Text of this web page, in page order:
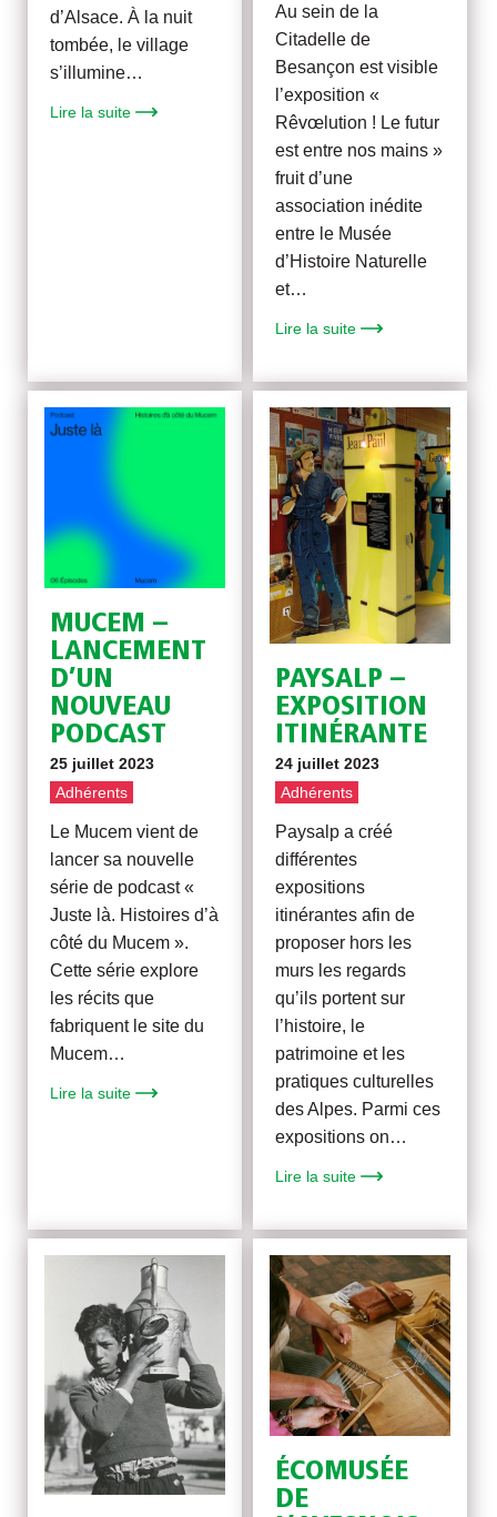
d’Alsace. À la nuit
tombée, le village
s’illumine…
Lire la suite
Au sein de la
Citadelle de
Besançon est visible
l’exposition «
Rêvœlution ! Le futur
est entre nos mains »
fruit d’une
association inédite
entre le Musée
d’Histoire Naturelle
et…
Lire la suite
MUCEM –
LANCEMENT
D’UN
NOUVEAU
PODCAST
25 juillet 2023
Adhérents
Le Mucem vient de
lancer sa nouvelle
série de podcast «
Juste là. Histoires d’à
côté du Mucem ».
Cette série explore
les récits que
fabriquent le site du
Mucem…
Lire la suite
PAYSALP –
EXPOSITION
ITINÉRANTE
24 juillet 2023
Adhérents
Paysalp a créé
différentes
expositions
itinérantes afin de
proposer hors les
murs les regards
qu’ils portent sur
l’histoire, le
patrimoine et les
pratiques culturelles
des Alpes. Parmi ces
expositions on…
Lire la suite
ÉCOMUSÉE
DE